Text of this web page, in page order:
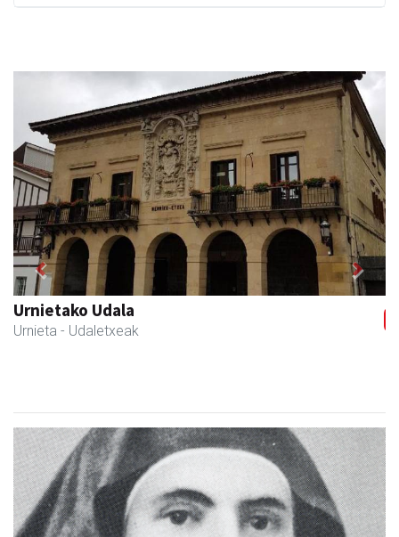
Urnietako Udala
Urnieta - Udaletxeak
Previous Next